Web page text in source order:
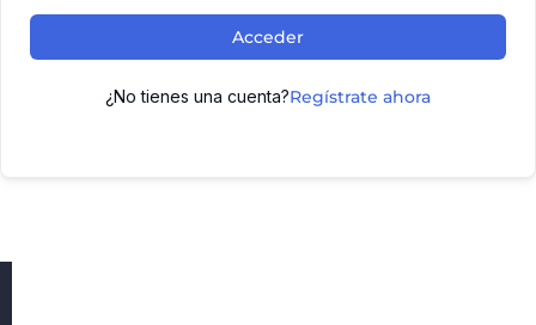
Acceder
¿No tienes una cuenta?Regístrate ahora